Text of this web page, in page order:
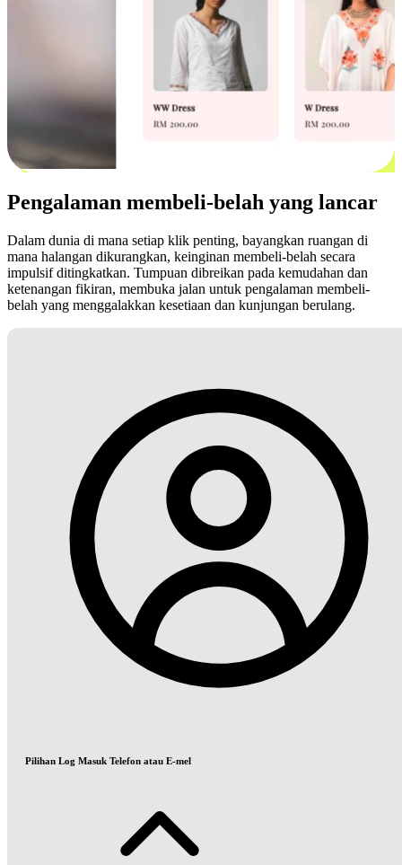
Pengalaman membeli-belah yang lancar
Dalam dunia di mana setiap klik penting, bayangkan ruangan di
mana halangan dikurangkan, keinginan membeli-belah secara
impulsif ditingkatkan. Tumpuan dibreikan pada kemudahan dan
ketenangan fikiran, membuka jalan untuk pengalaman membeli-
belah yang menggalakkan kesetiaan dan kunjungan berulang.
Pilihan Log Masuk Telefon atau E-mel